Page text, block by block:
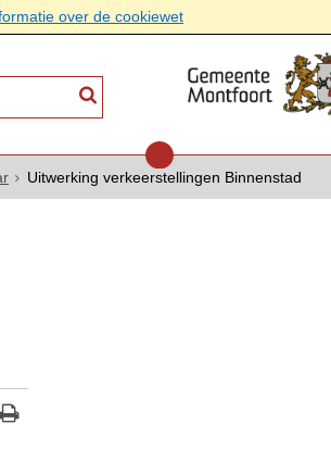
over de cookiewet
Uitwerking verkeerstellingen Binnenstad